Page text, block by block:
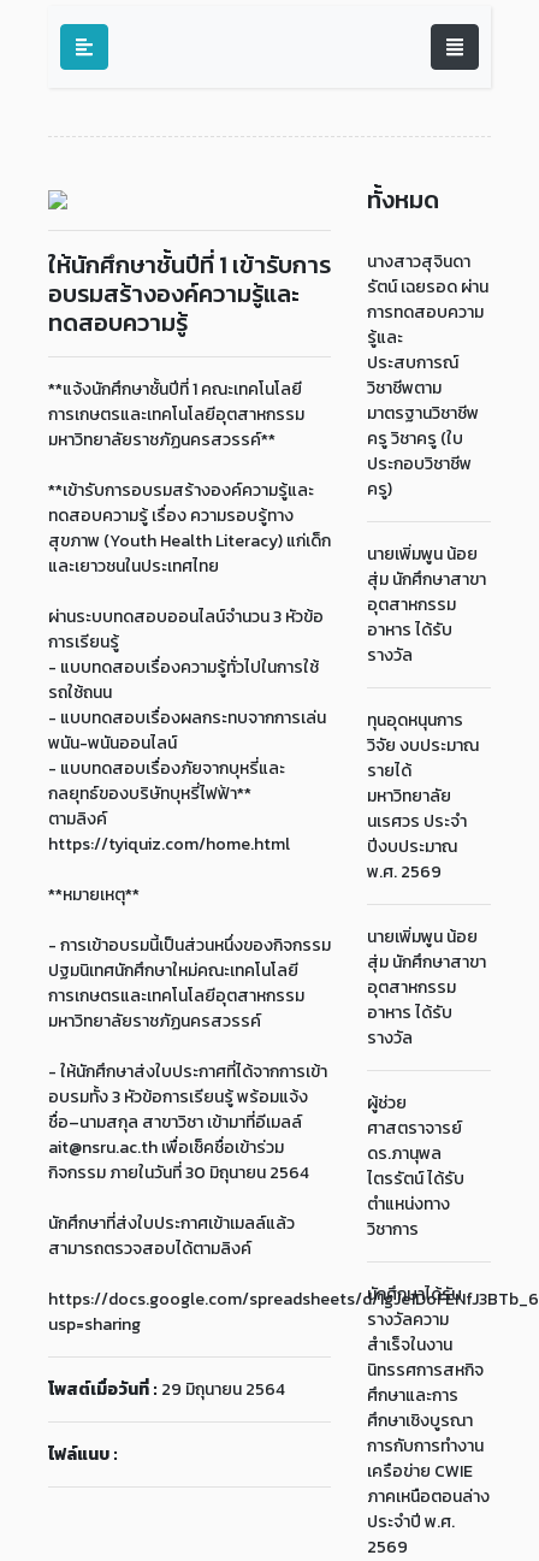
ให้นักศึกษาชั้นปีที่ 1 เข้ารับการ
อบรมสร้างองค์ความรู้และ
ทดสอบความรู้
**แจ้งนักศึกษาชั้นปีที่ 1 คณะเทคโนโลยี
การเกษตรและเทคโนโลยีอุตสาหกรรม
มหาวิทยาลัยราชภัฏนครสวรรค์**
**เข้ารับการอบรมสร้างองค์ความรู้และ
ทดสอบความรู้ เรื่อง ความรอบรู้ทาง
สุขภาพ (Youth Health Literacy) แก่เด็ก
และเยาวชนในประเทศไทย
ผ่านระบบทดสอบออนไลน์จำนวน 3 หัวข้อ
การเรียนรู้
- แบบทดสอบเรื่องความรู้ทั่วไปในการใช้
รถใช้ถนน
- แบบทดสอบเรื่องผลกระทบจากการเล่น
พนัน-พนันออนไลน์
- แบบทดสอบเรื่องภัยจากบุหรี่และ
กลยุทธ์ของบริษัทบุหรี่ไฟฟ้า**
ตามลิงค์
https://tyiquiz.com/home.html
**หมายเหตุ**
- การเข้าอบรมนี้เป็นส่วนหนึ่งของกิจกรรม
ปฐมนิเทศนักศึกษาใหม่คณะเทคโนโลยี
การเกษตรและเทคโนโลยีอุตสาหกรรม
มหาวิทยาลัยราชภัฏนครสวรรค์
- ให้นักศึกษาส่งใบประกาศที่ได้จากการเข้า
อบรมทั้ง 3 หัวข้อการเรียนรู้ พร้อมแจ้ง
ชื่อ–นามสกุล สาขาวิชา เข้ามาที่อีเมลล์
ait@nsru.ac.th เพื่อเช็คชื่อเข้าร่วม
กิจกรรม ภายในวันที่ 30 มิถุนายน 2564
นักศึกษาที่ส่งใบประกาศเข้าเมลล์แล้ว
สามารถตรวจสอบได้ตามลิงค์
https://docs.google.com/spreadsheets/d/
usp=sharing
โพสต์เมื่อวันที่ : 29 มิถุนายน 2564
ไฟล์แนบ :
ทั้งหมด
นางสาวสุจินดา
รัตน์ เฉยรอด ผ่าน
การทดสอบความ
รู้และ
ประสบการณ์
วิชาชีพตาม
มาตรฐานวิชาชีพ
ครู วิชาครู (ใบ
ประกอบวิชาชีพ
ครู)
นายเพิ่มพูน น้อย
สุ่ม นักศึกษาสาขา
อุตสาหกรรม
อาหาร ได้รับ
รางวัล
ทุนอุดหนุนการ
วิจัย งบประมาณ
รายได้
มหาวิทยาลัย
นเรศวร ประจำ
ปีงบประมาณ
พ.ศ. 2569
นายเพิ่มพูน น้อย
สุ่ม นักศึกษาสาขา
อุตสาหกรรม
อาหาร ได้รับ
รางวัล
ผู้ช่วย
ศาสตราจารย์
ดร.ภานุพล
ไตรรัตน์ ได้รับ
ตำแหน่งทาง
วิชาการ
นักศึกษาได้รับ
รางวัลความ
สำเร็จในงาน
นิทรรศการสหกิจ
ศึกษาและการ
ศึกษาเชิงบูรณา
การกับการทำงาน
เครือข่าย CWIE
ภาคเหนือตอนล่าง
ประจำปี พ.ศ.
2569